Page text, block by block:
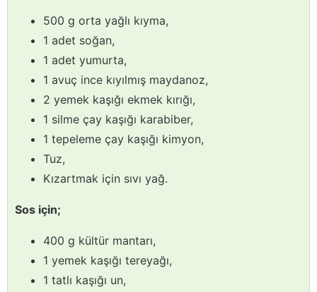
500 g orta yağlı kıyma,
1 adet soğan,
1 adet yumurta,
1 avuç ince kıyılmış maydanoz,
2 yemek kaşığı ekmek kırığı,
1 silme çay kaşığı karabiber,
1 tepeleme çay kaşığı kimyon,
Tuz,
Kızartmak için sıvı yağ.
Sos için;
400 g kültür mantarı,
1 yemek kaşığı tereyağı,
1 tatlı kaşığı un,